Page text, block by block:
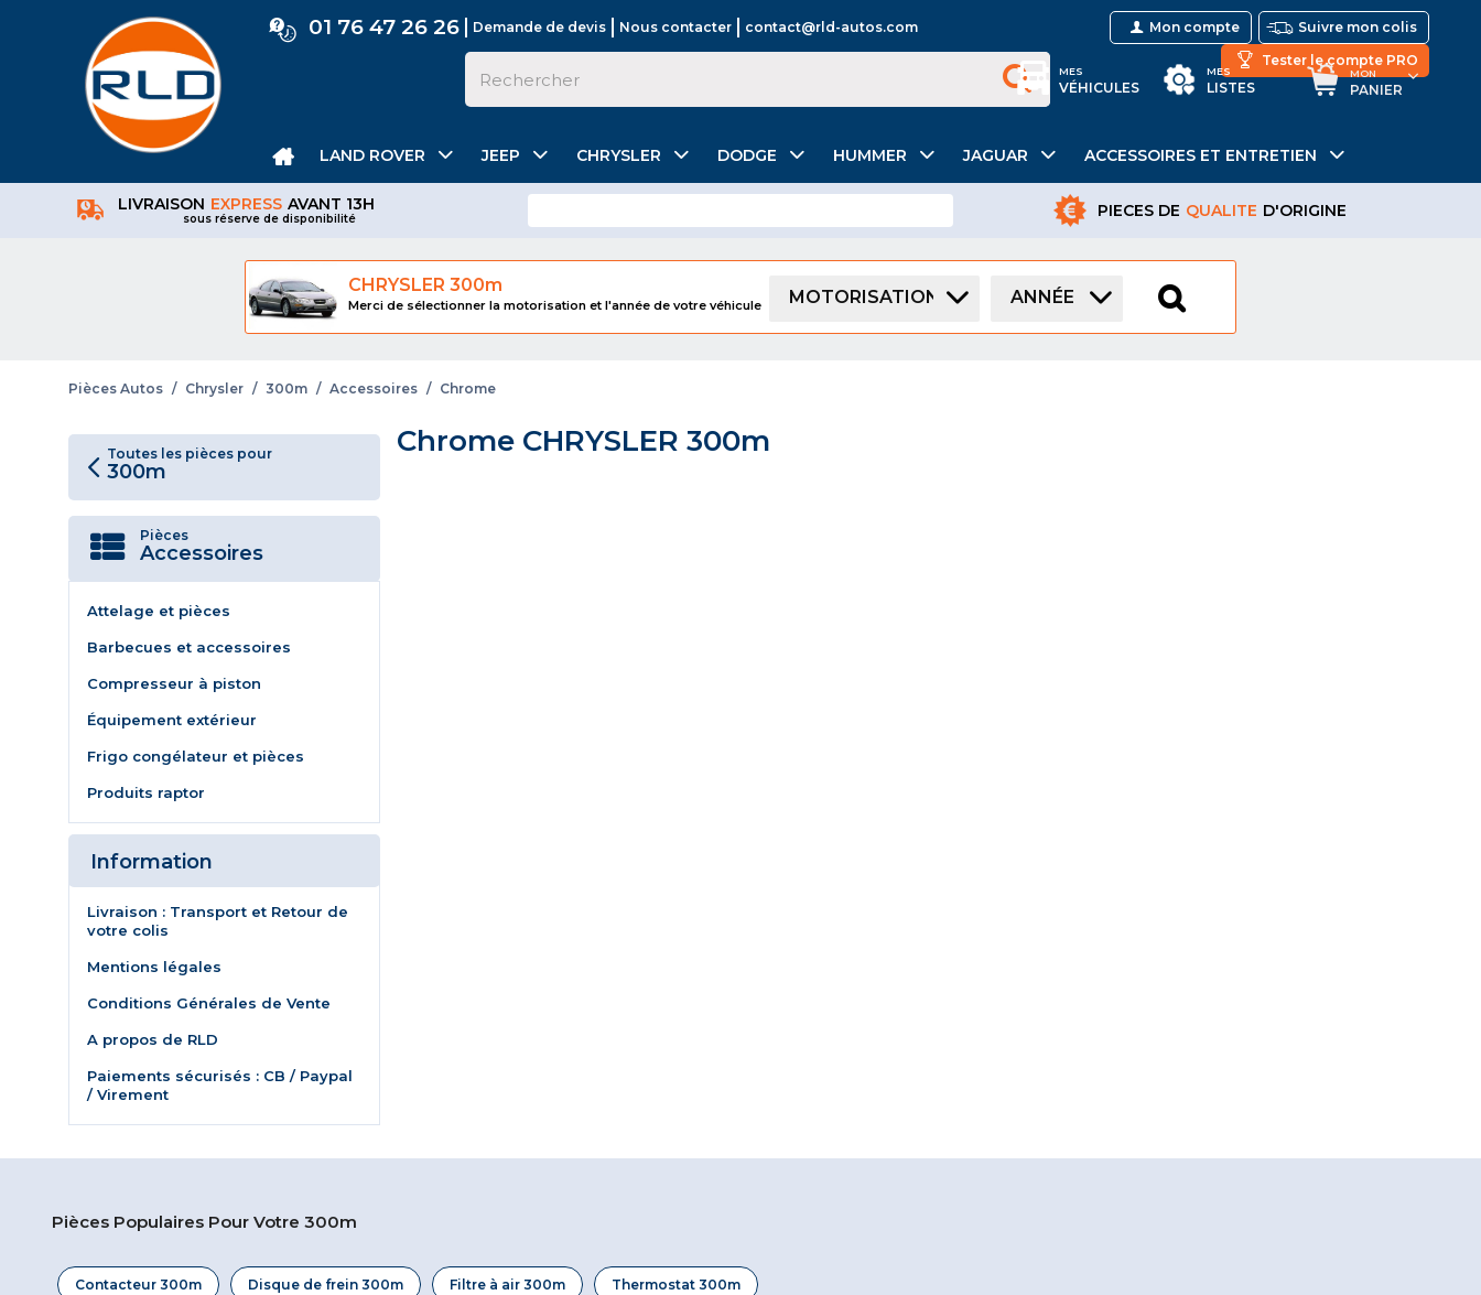
01 76 47 26 26 Demande de devis Nous contacter contact@rld-autos.com Suivre mon colis
Mon compte
Tester le compte PRO
MON
PANIER
MES
LISTES
MES
VÉHICULES
LAND ROVER JEEP CHRYSLER DODGE HUMMER JAGUAR ACCESSOIRES ET ENTRETIEN
LIVRAISON EXPRESS AVANT 13H
sous réserve de disponibilité PIECES DE QUALITE D'ORIGINE
CHRYSLER 300m
Merci de sélectionner la motorisation et l'année de votre véhicule MOTORISATION ANNÉE
Pièces Autos / Chrysler / 300m / Accessoires / Chrome
Toutes les pièces pour
300m
Pièces
Accessoires
Attelage et pièces
Barbecues et accessoires
Compresseur à piston
Équipement extérieur
Frigo congélateur et pièces
Produits raptor
Information
Livraison : Transport et Retour de
votre colis
Mentions légales
Conditions Générales de Vente
A propos de RLD
Paiements sécurisés : CB / Paypal
/ Virement
Chrome CHRYSLER 300m
Pièces Populaires Pour Votre 300m
Contacteur 300m Disque de frein 300m Filtre à air 300m Thermostat 300m